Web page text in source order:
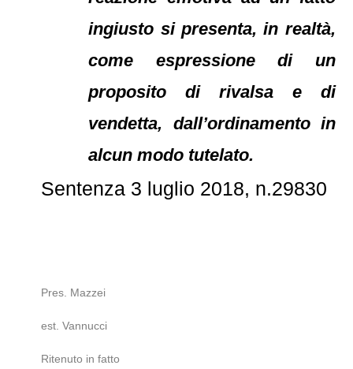
ingiusto si presenta, in realtà,
come espressione di un
proposito di rivalsa e di
vendetta, dall’ordinamento in
alcun modo tutelato.
Sentenza 3 luglio 2018, n.29830
Pres. Mazzei
est. Vannucci
Ritenuto in fatto